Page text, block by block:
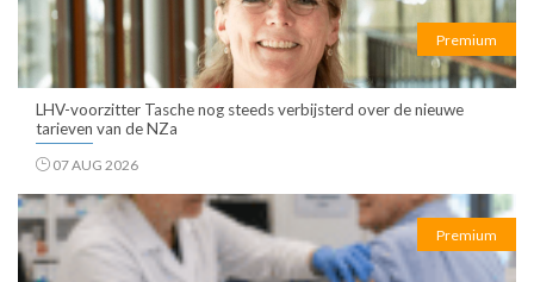
Premium
LHV-voorzitter Tasche nog steeds verbijsterd over de nieuwe
tarieven van de NZa
07 AUG 2026
Premium